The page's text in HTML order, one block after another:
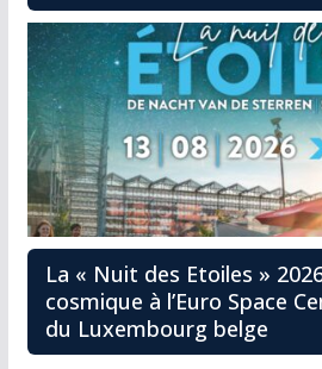
La « Nuit des Etoiles »
cosmique à l’Euro Space
du Luxembourg belge